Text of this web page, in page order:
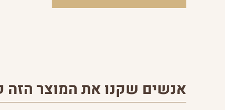
אנשים שקנו את המוצר הזה